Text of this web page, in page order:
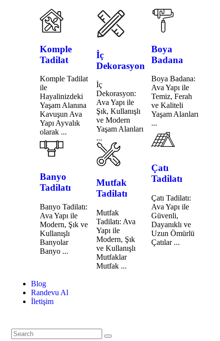
Komple
Tadilat
Komple Tadilat
ile
Hayalinizdeki
Yaşam Alanına
Kavuşun Ava
Yapı Ayvalık
olarak ...
Banyo
Tadilatı
Banyo Tadilatı:
Ava Yapı ile
Modern, Şık ve
Kullanışlı
Banyolar
Banyo ...
İç
Dekorasyon
İç
Dekorasyon:
Ava Yapı ile
Şık, Kullanışlı
ve Modern
Yaşam Alanları
...
Mutfak
Tadilatı
Mutfak
Tadilatı: Ava
Yapı ile
Modern, Şık
ve Kullanışlı
Mutfaklar
Mutfak ...
Boya
Badana
Boya Badana:
Ava Yapı ile
Temiz, Ferah
ve Kaliteli
Yaşam Alanları
...
Çatı
Tadilatı
Çatı Tadilatı:
Ava Yapı ile
Güvenli,
Dayanıklı ve
Uzun Ömürlü
Çatılar ...
Blog
Randevu Al
İletişim